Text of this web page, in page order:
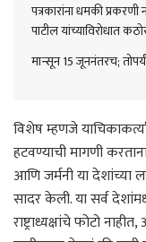
पत्रकारांना धमकी
पाटील यांच्याविरोधात
मान्सून 15 जूननंतरच;
विशेष म्हणजे
हटवण्याची मागणी
आणि जर्मनी या देशांच्या
सादर केली. या सर्व
राष्ट्राध्यक्षांचे फोटो